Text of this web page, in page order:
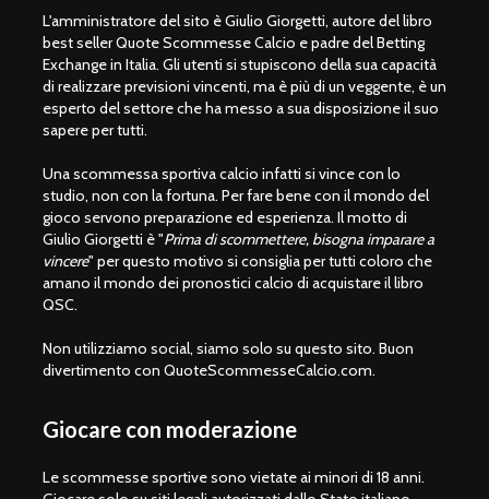
L'amministratore del sito è Giulio Giorgetti, autore del libro
best seller Quote Scommesse Calcio e padre del Betting
Exchange in Italia. Gli utenti si stupiscono della sua capacità
di realizzare previsioni vincenti, ma è più di un veggente, è un
esperto del settore che ha messo a sua disposizione il suo
sapere per tutti.
Una scommessa sportiva calcio infatti si vince con lo
studio, non con la fortuna. Per fare bene con il mondo del
gioco servono preparazione ed esperienza. Il motto di
Giulio Giorgetti è "Prima di scommettere, bisogna imparare a
vincere" per questo motivo si consiglia per tutti coloro che
amano il mondo dei pronostici calcio di acquistare il libro
QSC.
Non utilizziamo social, siamo solo su questo sito. Buon
divertimento con QuoteScommesseCalcio.com.
Giocare con moderazione
Le scommesse sportive sono vietate ai minori di 18 anni.